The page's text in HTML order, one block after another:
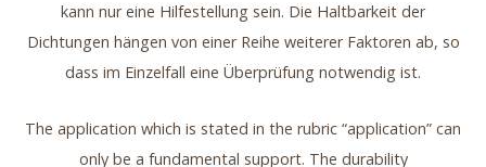
kann nur eine Hilfestellung sein. Die Haltbarkeit der
Dichtungen hängen von einer Reihe weiterer Faktoren ab, so
dass im Einzelfall eine Überprüfung notwendig ist.
The application which is stated in the rubric “application” can
only be a fundamental support. The durability